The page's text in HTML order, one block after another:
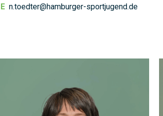
E n.toedter@hamburger-sportjugend.de